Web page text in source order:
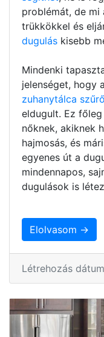
problémát, de mi
trükkökkel és
dugulás kisebb
Mindenki
jelenséget, hogy
zuhanytálca
eldugult. Ez
nőknek, akiknek
hajmosás, és
egyenes út a
mindennapos,
dugulások is
Elolvasom →
Létrehozás